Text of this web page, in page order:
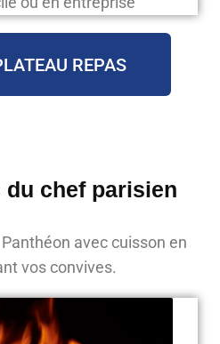
REPAS
chef parisien
avec cuisson en
vos convives.